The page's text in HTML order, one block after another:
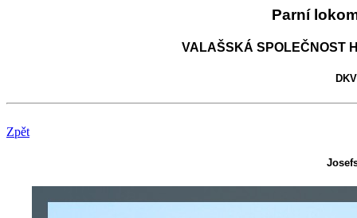
Parní
VALAŠSKÁ SPOLEČNOST
Zpět